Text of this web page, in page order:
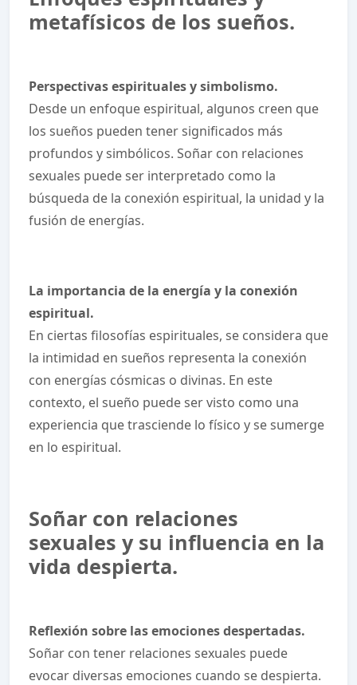
metafísicos de los sueños.
Perspectivas espirituales y simbolismo.
Desde un enfoque espiritual, algunos creen que
los sueños pueden tener significados más
profundos y simbólicos. Soñar con relaciones
sexuales puede ser interpretado como la
búsqueda de la conexión espiritual, la unidad y la
fusión de energías.
La importancia de la energía y la conexión
espiritual.
En ciertas filosofías espirituales, se considera que
la intimidad en sueños representa la conexión
con energías cósmicas o divinas. En este
contexto, el sueño puede ser visto como una
experiencia que trasciende lo físico y se sumerge
en lo espiritual.
Soñar con relaciones
sexuales y su influencia en la
vida despierta.
Reflexión sobre las emociones despertadas.
Soñar con tener relaciones sexuales puede
evocar diversas emociones cuando se despierta.